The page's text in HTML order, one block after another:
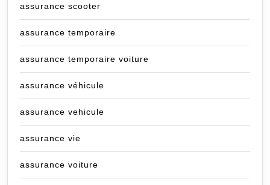
assurance scooter
assurance temporaire
assurance temporaire voiture
assurance véhicule
assurance vehicule
assurance vie
assurance voiture